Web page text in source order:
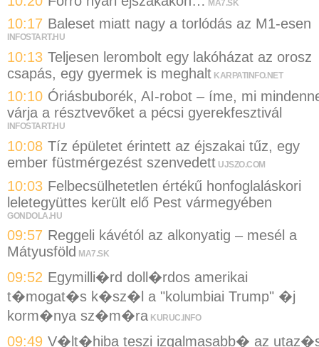
MA7.SK
10:17 Baleset miatt nagy a torlódás az M1-esen
INFOSTART.HU
10:13 Teljesen lerombolt egy lakóházat az orosz
csapás, egy gyermek is meghalt KARPATINFO.NET
10:10 Óriásbuborék, AI-robot – íme, mi
várja a résztvevőket a pécsi gyerekfesztivál
INFOSTART.HU
10:08 Tíz épületet érintett az éjszakai tűz, egy
ember füstmérgezést szenvedett UJSZO.COM
10:03 Felbecsülhetetlen értékű honfoglaláskori
leletegyüttes került elő Pest vármegyében
GONDOLA.HU
09:57 Reggeli kávétól az alkonyatig – mesél a
Mátyusföld MA7.SK
09:52 Egymilli�rd doll�rdos amerikai
t�mogat�s k�sz�l a "kolumbiai Trump" �j
korm�nya sz�m�ra KURUC.INFO
09:49 V�lt�hiba teszi izgalmasabb� az